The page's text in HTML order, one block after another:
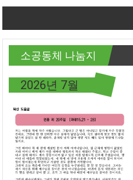
소공동체 나눔지
2026년 7월